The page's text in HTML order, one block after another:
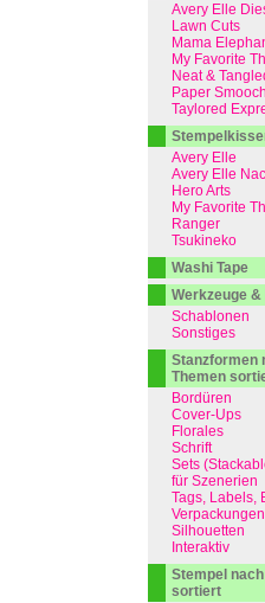
Avery Elle
Lawn Cuts
Mama
My Favorite
Neat &
Paper
Taylored
Avery Elle
Avery Elle
Hero Arts
My Favorite
Ranger
Tsukineko
Washi Tape
Werkzeuge
Schablonen
Sonstiges
Stanzformen
Themen
Bordüren
Cover-Ups
Florales
Schrift
Sets
für Szenerien
Tags, Labels,
Verpackungen
Silhouetten
Interaktiv
Stempel
sortiert